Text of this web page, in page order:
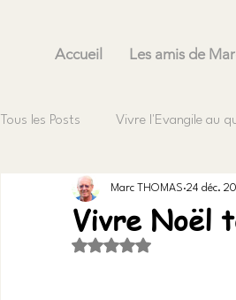
Accueil Les amis de
Tous les Posts Vivre l'Evangile au
Vivre Noël
Marc THOMAS 24 déc.
Noté NaN étoiles sur